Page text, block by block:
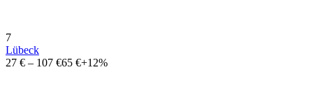
7
Lübeck
27 € – 107 €65 €+12%